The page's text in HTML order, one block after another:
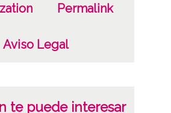
Permalink
Aviso Legal
te puede interesar